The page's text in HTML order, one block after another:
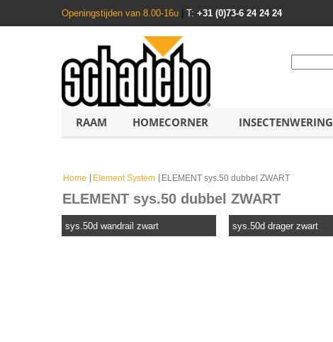
Openingstijden van 8.00-16u T: +31 (0)73-6 24 24 24
RAAM HOMECORNER INSECTENWERING
Home Element System ELEMENT sys.50 dubbel ZWART
ELEMENT sys.50 dubbel ZWART
sys.50d wandrail zwart sys.50d drager zwart